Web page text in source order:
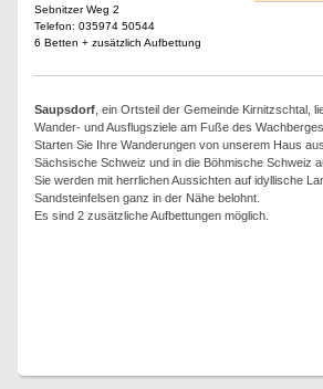
Sebnitzer Weg 2
Telefon: 035974 50544
6 Betten + zusätzlich Aufbettung
Saupsdorf, ein Ortsteil der Gemeinde Kirnitzschtal,
Wander- und Ausflugsziele am Fuße des Wachberges.
Starten Sie Ihre Wanderungen von unserem Haus
Sächsische Schweiz und in die Böhmische Schweiz
Sie werden mit herrlichen Aussichten auf idyllische
Sandsteinfelsen ganz in der Nähe belohnt.
Es sind 2 zusätzliche Aufbettungen möglich.